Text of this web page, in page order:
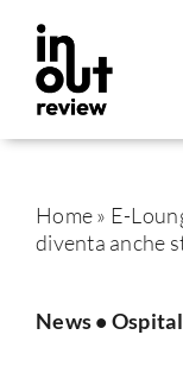
contenuto
per:
Home» E-
diventa anche
News•